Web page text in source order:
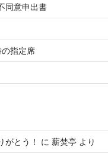
同意申出書
指定席
がとう！ に 薪焚亭 より